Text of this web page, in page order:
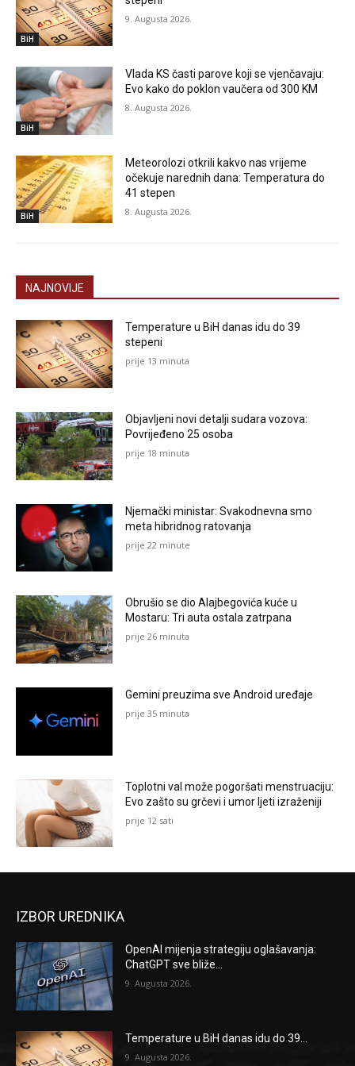
BiH
9. Augusta 2026.
BiH
Vlada KS časti parove koji se vjenčavaju:
Evo kako do poklon vaučera od 300 KM
8. Augusta 2026.
BiH
Meteorolozi otkrili kakvo nas vrijeme
očekuje narednih dana: Temperatura do
41 stepen
8. Augusta 2026.
NAJNOVIJE
Temperature u BiH danas idu do 39
stepeni
prije 13 minuta
Objavljeni novi detalji sudara vozova:
Povrijeđeno 25 osoba
prije 18 minuta
Njemački ministar: Svakodnevna smo
meta hibridnog ratovanja
prije 22 minute
Obrušio se dio Alajbegovića kuće u
Mostaru: Tri auta ostala zatrpana
prije 26 minuta
Gemini preuzima sve Android uređaje
prije 35 minuta
Toplotni val može pogoršati menstruaciju:
Evo zašto su grčevi i umor ljeti izraženiji
prije 12 sati
IZBOR UREDNIKA
OpenAI mijenja strategiju oglašavanja:
ChatGPT sve bliže...
9. Augusta 2026.
Temperature u BiH danas idu do 39...
9. Augusta 2026.